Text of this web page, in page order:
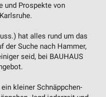
und Prospekte von
hat alles rund um das
der Suche nach Hammer,
seid, bei BAUHAUS
kleiner Schnäppchen-